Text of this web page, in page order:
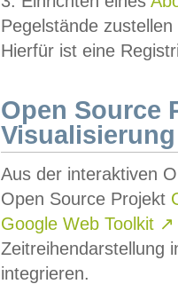
Pegelstände
Hierfür ist eine
Open Source
Visualisierung
Aus der interaktiven
Open Source Projekt
Google Web Toolkit ↗
Zeitreihendarstellung
integrieren.